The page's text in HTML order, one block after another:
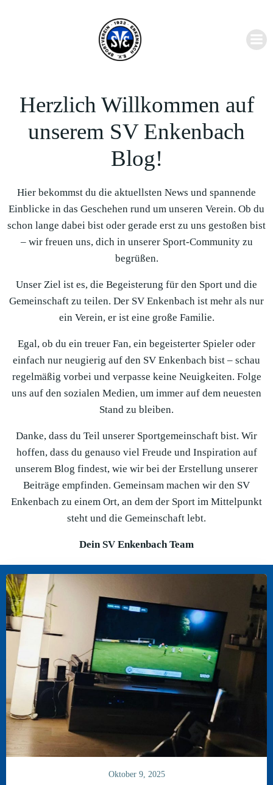
springen
Herzlich Willkommen auf
unserem SV Enkenbach
Blog!
Hier bekommst du die aktuellsten News und spannende
Einblicke in das Geschehen rund um unseren Verein. Ob du
schon lange dabei bist oder gerade erst zu uns gestoßen bist
– wir freuen uns, dich in unserer Sport-Community zu
begrüßen.
Unser Ziel ist es, die Begeisterung für den Sport und die
Gemeinschaft zu teilen. Der SV Enkenbach ist mehr als nur
ein Verein, er ist eine große Familie.
Egal, ob du ein treuer Fan, ein begeisterter Spieler oder
einfach nur neugierig auf den SV Enkenbach bist – schau
regelmäßig vorbei und verpasse keine Neuigkeiten. Folge
uns auf den sozialen Medien, um immer auf dem neuesten
Stand zu bleiben.
Danke, dass du Teil unserer Sportgemeinschaft bist. Wir
hoffen, dass du genauso viel Freude und Inspiration auf
unserem Blog findest, wie wir bei der Erstellung unserer
Beiträge empfinden. Gemeinsam machen wir den SV
Enkenbach zu einem Ort, an dem der Sport im Mittelpunkt
steht und die Gemeinschaft lebt.
Dein SV Enkenbach Team
Oktober 9, 2025